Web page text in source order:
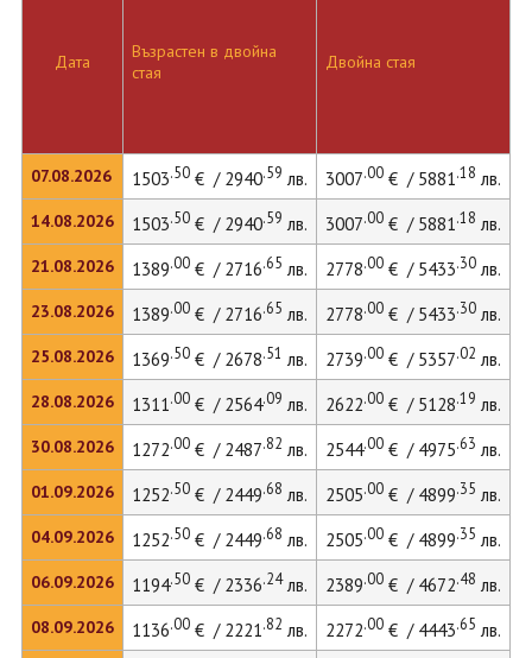
Дата
07.08.2026
14.08.2026
21.08.2026
23.08.2026
25.08.2026
28.08.2026
30.08.2026
01.09.2026
04.09.2026
06.09.2026
08.09.2026
Възрастен в двойна
стая
Двойна стая
1503.50€ / 2940.59 лв. 3007.00€ / 5881.18 лв.
1503.50€ / 2940.59 лв. 3007.00€ / 5881.18 лв.
1389.00€ / 2716.65 лв. 2778.00€ / 5433.30лв.
1389.00€ / 2716.65 лв. 2778.00€ / 5433.30лв.
1369.50€ / 2678.51 лв. 2739.00€ / 5357.02 лв.
1311.00€ / 2564.09 лв. 2622.00€ / 5128.19 лв.
1272.00€ / 2487.82 лв. 2544.00€ / 4975.63 лв.
1252.50€ / 2449.68 лв. 2505.00€ / 4899.35 лв.
1252.50€ / 2449.68 лв. 2505.00€ / 4899.35 лв.
1194.50€ / 2336.24лв. 2389.00€ / 4672.48 лв.
1136.00€ / 2221.82 лв. 2272.00€ / 4443.65 лв.